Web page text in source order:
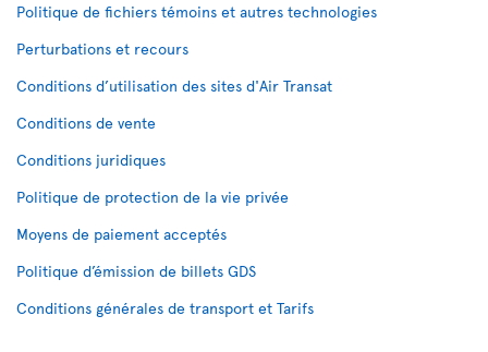
Politique de fichiers témoins et autres technologies
Perturbations et recours
Conditions d’utilisation des sites d'Air Transat
Conditions de vente
Conditions juridiques
Politique de protection de la vie privée
Moyens de paiement acceptés
Politique d’émission de billets GDS
Conditions générales de transport et Tarifs